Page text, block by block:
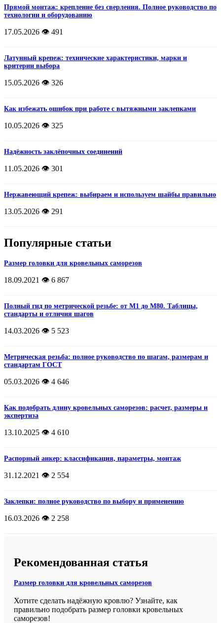
Прямой монтаж: крепление без сверления. Полное руководство по
технологии и оборудованию
17.05.2026 👁️ 491
Латунный крепеж: технические характеристики, марки и
критерии выбора
15.05.2026 👁️ 326
Как избежать ошибок при работе с вытяжными заклепками
10.05.2026 👁️ 325
Надёжность заклёпочных соединений
11.05.2026 👁️ 301
Нержавеющий крепеж: выбираем и используем шайбы правильно
13.05.2026 👁️ 291
Популярные статьи
Размер головки для кровельных саморезов
18.09.2021 👁️ 6 867
Полный гид по метрической резьбе: от М1 до М80. Таблицы,
стандарты и отличия шагов
14.03.2026 👁️ 5 523
Метрическая резьба: полное руководство по шагам, размерам и
стандартам ГОСТ
05.03.2026 👁️ 4 646
Как подобрать длину кровельных саморезов: расчет, размеры и
экспертиза
13.10.2025 👁️ 4 610
Распорный анкер: классификация, параметры, монтаж
31.12.2021 👁️ 2 554
Заклепки: полное руководство по выбору и применению
16.03.2026 👁️ 2 258
Рекомендованная статья
Размер головки для кровельных саморезов
Хотите сделать надёжную кровлю? Узнайте, как
правильно подобрать размер головки кровельных
саморезов!